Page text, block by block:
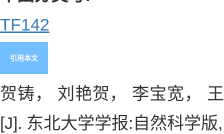
TF142
引用本文
贺铸， 刘艳贺， 李宝宽，
[J]. 东北大学学报:自然科学